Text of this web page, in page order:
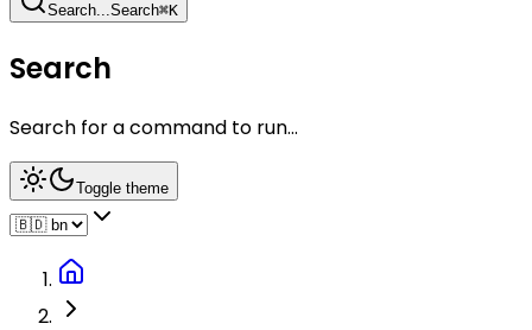
Search...Search⌘K
Search
Search for a command to run...
Toggle theme